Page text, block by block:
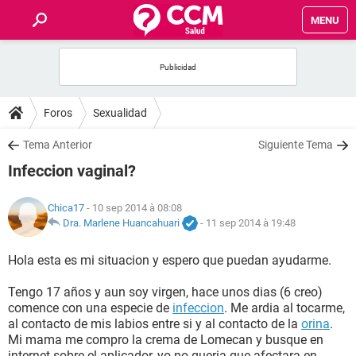
MENU
FORUMS
SALUD
NUTRICIÓN
BIENESTAR
SEXUALIDAD
GLOSARIO
Foros Sexualidad
Tema Anterior Siguiente Tema
Infeccion vaginal?
Chica17 - 10 sep 2014 à 08:08
Dra. Marlene Huancahuari
- 11 sep 2014 à 19:48
Hola esta es mi situacion y espero que puedan ayudarme.
Tengo 17 años y aun soy virgen, hace unos dias (6 creo)
comence con una especie de infeccion. Me ardia al tocarme,
al contacto de mis labios entre si y al contacto de la orina.
Mi mama me compro la crema de Lomecan y busque en